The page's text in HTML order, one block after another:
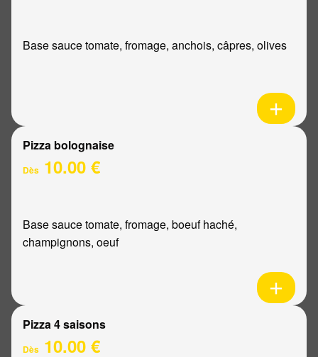
Base sauce tomate, fromage, anchois, câpres, olives
Pizza bolognaise
Dès 10.00 €
Base sauce tomate, fromage, boeuf haché,
champignons, oeuf
Pizza 4 saisons
Dès 10.00 €